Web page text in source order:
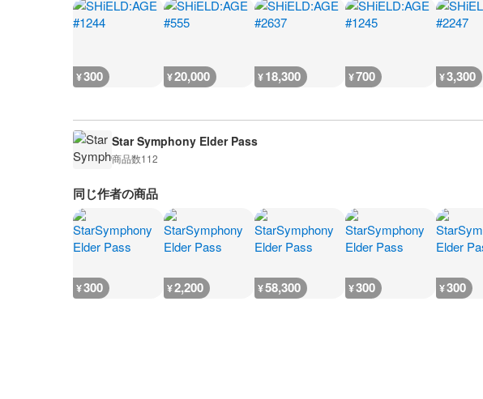
¥300 ¥20,000 ¥18,300 ¥700 ¥3,300
Star Symphony Elder Pass
商品数112
同じ作者の商品
¥300 ¥2,200 ¥58,300 ¥300 ¥300